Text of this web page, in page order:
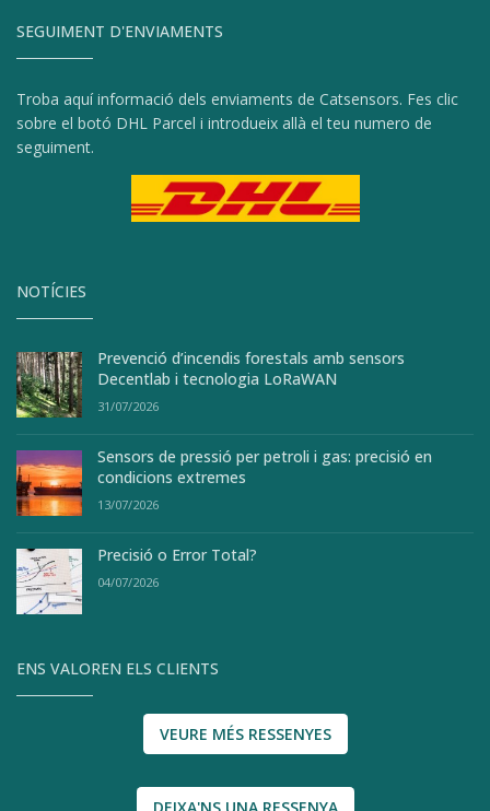
SEGUIMENT D'ENVIAMENTS
Troba aquí informació dels enviaments de Catsensors. Fes clic
sobre el botó DHL Parcel i introdueix allà el teu numero de
seguiment.
NOTÍCIES
Prevenció d’incendis forestals amb sensors
Decentlab i tecnologia LoRaWAN
31/07/2026
Sensors de pressió per petroli i gas: precisió en
condicions extremes
13/07/2026
Precisió o Error Total?
04/07/2026
ENS VALOREN ELS CLIENTS
VEURE MÉS RESSENYES